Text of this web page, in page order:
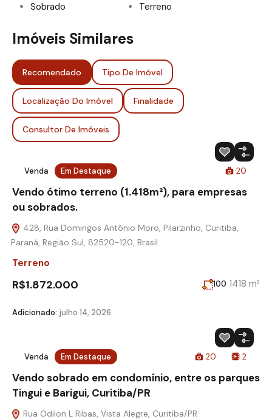
Sobrado
Terreno
Imóveis Similares
Recomendado Tipo De Imóvel
Localização Do Imóvel Finalidade
Consultor De Imóveis
Venda Em Destaque 20
Vendo ótimo terreno (1.418m²), para empresas
ou sobrados.
428, Rua Domingos Antônio Moro, Pilarzinho, Curitiba,
Paraná, Região Sul, 82520-120, Brasil
Terreno
R$1.872.000 100 1418 m²
Adicionado: julho 14, 2026
Venda Em Destaque 20 2
Vendo sobrado em condomínio, entre os parques
Tingui e Barigui, Curitiba/PR
Rua Odilon L Ribas, Vista Alegre, Curitiba/PR